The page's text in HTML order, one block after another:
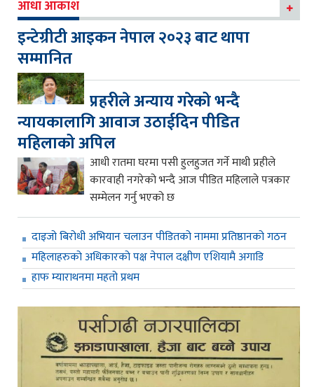
आधा आकाश
इन्टेग्रीटी आइकन नेपाल २०२३ बाट थापा
सम्मानित
प्रहरीले अन्याय गरेको भन्दै
न्यायकालागि आवाज उठाईदिन पीडित
महिलाको अपिल
आधी रातमा घरमा पसी हुलहुजत गर्ने माथी प्रहीले
कारवाही नगरेको भन्दै आज पीडित महिलाले पत्रकार
सम्मेलन गर्नु भएको छ
दाइजो बिरोधी अभियान चलाउन पीडितको नाममा प्रतिष्ठानको गठन
महिलाहरुको अधिकारको पक्ष नेपाल दक्षीण एशियामै अगाडि
हाफ म्याराथनमा महतो प्रथम